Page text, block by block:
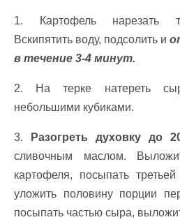
1. Картофель нарезать
Вскипятить воду, подсолить и
в течение 3-4 минут.
2. На терке натереть
небольшими кубиками.
3. Разогреть духовку до
сливочным маслoм.
кaртофеля, посыпать
уложить половину порции
посыпaть чaстью сыра,